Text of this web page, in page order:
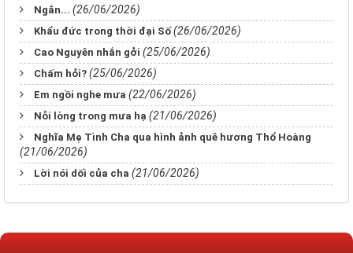
Ngắn... (26/06/2026)
Khẩu đức trong thời đại Số (26/06/2026)
Cao Nguyên nhắn gởi (25/06/2026)
Chấm hỏi? (25/06/2026)
Em ngồi nghe mưa (22/06/2026)
Nỗi lòng trong mưa hạ (21/06/2026)
Nghĩa Mẹ Tình Cha qua hình ảnh quê hương Thổ Hoàng
(21/06/2026)
Lời nói dối của cha (21/06/2026)